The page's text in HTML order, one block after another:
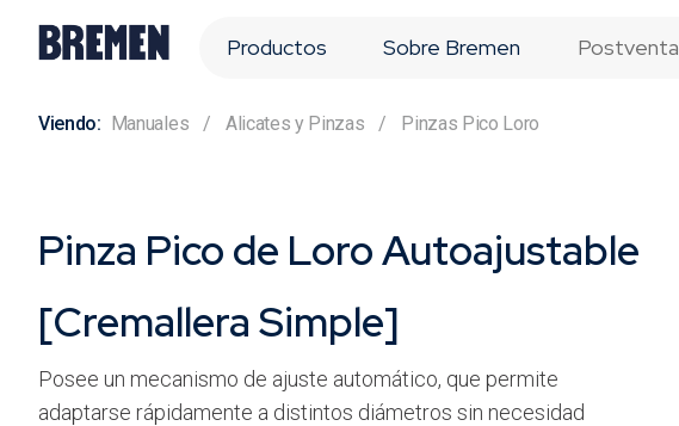
Productos Sobre Bremen Postventa
Manuales Alicates y Pinzas Pinzas Pico Loro
Pinza Pico de Loro Autoajustable
[Cremallera Simple]
Posee un mecanismo de ajuste automático, que permite
adaptarse rápidamente a distintos diámetros sin necesidad